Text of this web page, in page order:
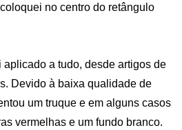
no centro do retângulo
a tudo, desde artigos de
Devido à baixa qualidade de
um truque e em alguns casos
vermelhas e um fundo branco.